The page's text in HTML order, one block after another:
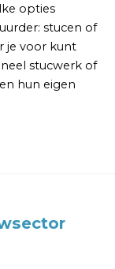
opties
stucen of
je voor kunt
stucwerk of
hun eigen